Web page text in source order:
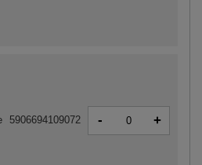
5906694109072 - +